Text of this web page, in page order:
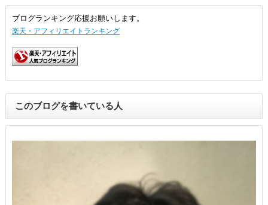
ブログランキング応援お願いします。
楽天・アフィリエイトランキング
このブログを書いている人